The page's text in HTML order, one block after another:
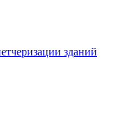
зданий